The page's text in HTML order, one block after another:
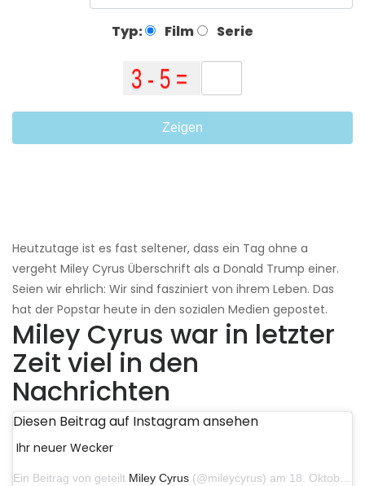
Typ: Film Serie
Zeigen
Heutzutage ist es fast seltener, dass ein Tag ohne a
vergeht Miley Cyrus Überschrift als a Donald Trump einer.
Seien wir ehrlich: Wir sind fasziniert von ihrem Leben. Das
hat der Popstar heute in den sozialen Medien gepostet.
Miley Cyrus war in letzter
Zeit viel in den
Nachrichten
Diesen Beitrag auf Instagram ansehen
Ihr neuer Wecker
Ein Beitrag von geteilt Miley Cyrus (@mileycyrus) am 18. Oktober 2019 um 19:03 Uhr PDT